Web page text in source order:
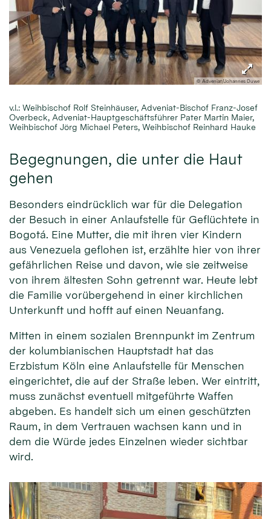
© Adveniat/Johannes Duwe
v.l.: Weihbischof Rolf Steinhäuser, Adveniat-Bischof Franz-Josef
Overbeck, Adveniat-Hauptgeschäftsführer Pater Martin Maier,
Weihbischof Jörg Michael Peters, Weihbischof Reinhard Hauke
Begegnungen, die unter die Haut
gehen
Besonders eindrücklich war für die Delegation
der Besuch in einer Anlaufstelle für Geflüchtete in
Bogotá. Eine Mutter, die mit ihren vier Kindern
aus Venezuela geflohen ist, erzählte hier von ihrer
gefährlichen Reise und davon, wie sie zeitweise
von ihrem ältesten Sohn getrennt war. Heute lebt
die Familie vorübergehend in einer kirchlichen
Unterkunft und hofft auf einen Neuanfang.
Mitten in einem sozialen Brennpunkt im Zentrum
der kolumbianischen Hauptstadt hat das
Erzbistum Köln eine Anlaufstelle für Menschen
eingerichtet, die auf der Straße leben. Wer eintritt,
muss zunächst eventuell mitgeführte Waffen
abgeben. Es handelt sich um einen geschützten
Raum, in dem Vertrauen wachsen kann und in
dem die Würde jedes Einzelnen wieder sichtbar
wird.